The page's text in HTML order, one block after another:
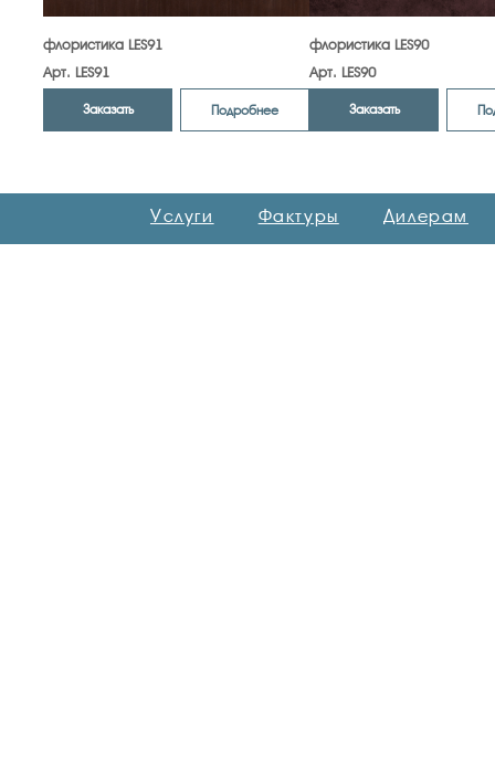
флористика LES91
Арт. LES91
Заказать Подробнее
флористика LES90
Арт. LES90
Заказать
Услуги Фактуры Дилерам